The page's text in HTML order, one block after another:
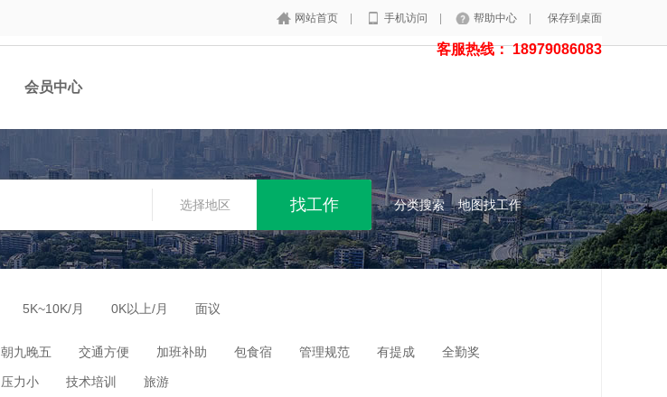
网站首页 手机访问 帮助中心 保存到桌面
客服热线： 18979086083
会员中心
选择地区 分类搜索 地图找工作
5K~10K/月 0K以上/月 面议
朝九晚五 交通方便 加班补助 包食宿 管理规范 有提成 全勤奖
压力小 技术培训 旅游